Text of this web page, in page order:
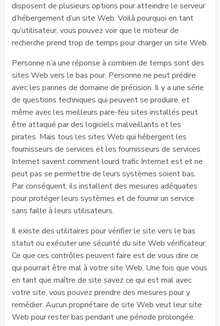
disposent de plusieurs options pour atteindre le serveur
d’hébergement d’un site Web. Voilà pourquoi en tant
qu’utilisateur, vous pouvez voir que le moteur de
recherche prend trop de temps pour charger un site Web.
Personne n’a une réponse à combien de temps sont des
sites Web vers le bas pour. Personne ne peut prédire
avec les pannes de domaine de précision. Il y a une série
de questions techniques qui peuvent se produire, et
même avec les meilleurs pare-feu sites installés peut
être attaqué par des logiciels malveillants et les
pirates. Mais tous les sites Web qui hébergent les
fournisseurs de services et les fournisseurs de services
Internet savent comment lourd trafic Internet est et ne
peut pas se permettre de leurs systèmes soient bas.
Par conséquent, ils installent des mesures adéquates
pour protéger leurs systèmes et de fournir un service
sans faille à leurs utilisateurs.
Il existe des utilitaires pour vérifier le site vers le bas
statut ou exécuter une sécurité du site Web vérificateur.
Ce que ces contrôles peuvent faire est de vous dire ce
qui pourrait être mal à votre site Web. Une fois que vous
en tant que maître de site savez ce qui est mal avec
votre site, vous pouvez prendre des mesures pour y
remédier. Aucun propriétaire de site Web veut leur site
Web pour rester bas pendant une période prolongée.